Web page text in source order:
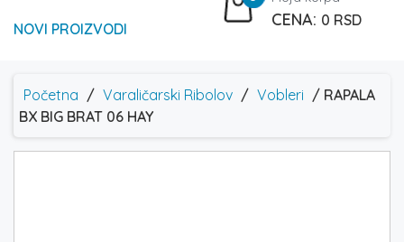
NOVI PROIZVODI
0 RSD
Početna / Varaličarski Ribolov / Vobleri / RAPALA
BX BIG BRAT 06 HAY